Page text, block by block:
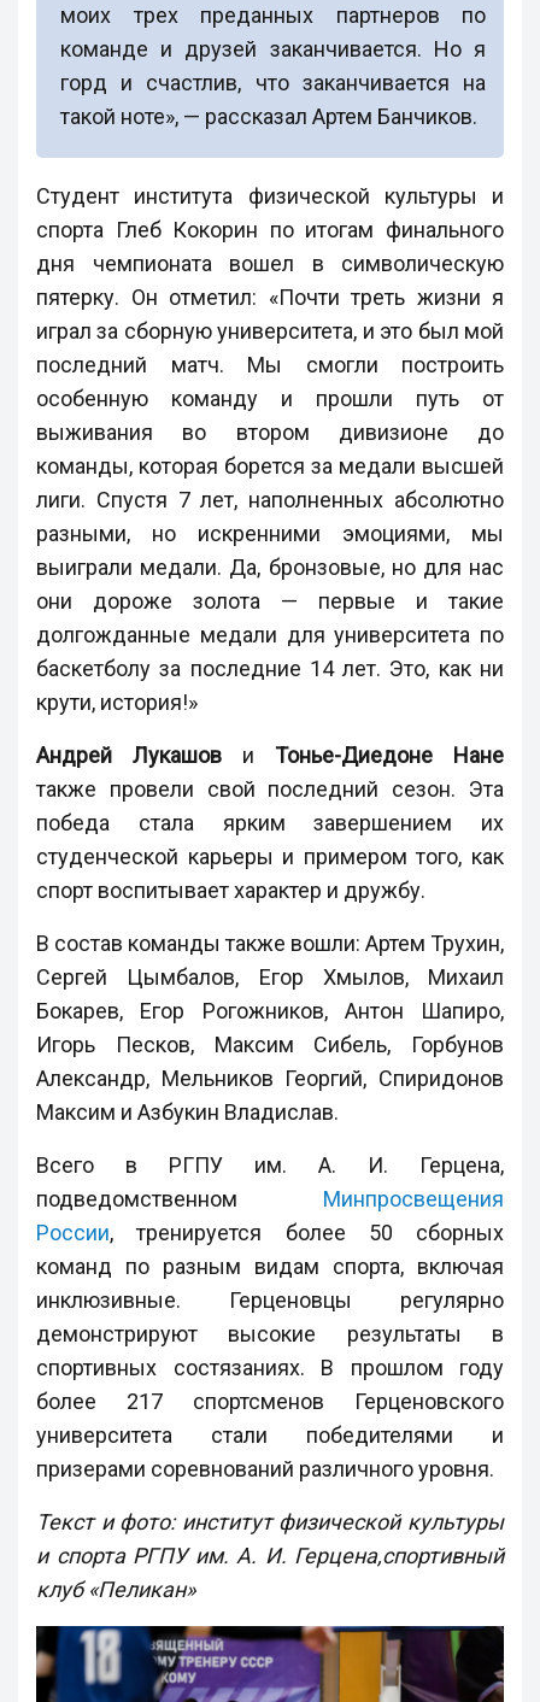
моих трех преданных партнеров по
команде и друзей заканчивается. Но я
горд и счастлив, что заканчивается на
такой ноте», — рассказал Артем Банчиков.
Студент института физической культуры и
спорта Глеб Кокорин по итогам финального
дня чемпионата вошел в символическую
пятерку. Он отметил: «Почти треть жизни я
играл за сборную университета, и это был мой
последний матч. Мы смогли построить
особенную команду и прошли путь от
выживания во втором дивизионе до
команды, которая борется за медали высшей
лиги. Спустя 7 лет, наполненных абсолютно
разными, но искренними эмоциями, мы
выиграли медали. Да, бронзовые, но для нас
они дороже золота — первые и такие
долгожданные медали для университета по
баскетболу за последние 14 лет. Это, как ни
крути, история!»
Андрей Лукашов и Тонье-Диедоне Нане
также провели свой последний сезон. Эта
победа стала ярким завершением их
студенческой карьеры и примером того, как
спорт воспитывает характер и дружбу.
В состав команды также вошли: Артем Трухин,
Сергей Цымбалов, Егор Хмылов, Михаил
Бокарев, Егор Рогожников, Антон Шапиро,
Игорь Песков, Максим Сибель, Горбунов
Александр, Мельников Георгий, Спиридонов
Максим и Азбукин Владислав.
Всего в РГПУ им. А. И. Герцена,
подведомственном Минпросвещения
России, тренируется более 50 сборных
команд по разным видам спорта, включая
инклюзивные. Герценовцы регулярно
демонстрируют высокие результаты в
спортивных состязаниях. В прошлом году
более 217 спортсменов Герценовского
университета стали победителями и
призерами соревнований различного уровня.
Текст и фото: институт физической культуры
и спорта РГПУ им. А. И. Герцена,спортивный
клуб «Пеликан»